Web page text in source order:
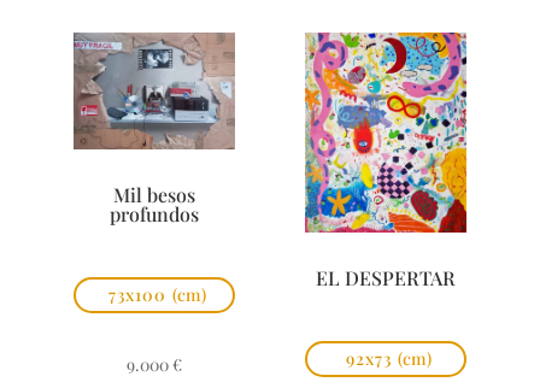
Mil besos
profundos
73x100 (cm)
9.000 €
EL DESPERTAR
92x73 (cm)